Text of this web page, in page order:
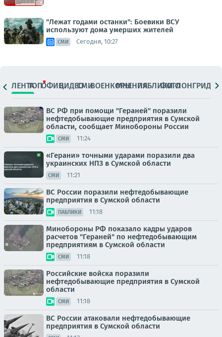
"Лежат годами останки": Боевики ВСУ
используют дома умерших жителей
СМИ Сегодня, 10:27
ЛЕНТАТОПОФИЦ.ВИДЕОСМИВОЕНКОРЫМНЕНИЯПАБЛИКИ
ФОТОЛОНГРИДЫ
ВС РФ при помощи "Гераней" поразили
нефтедобывающие предприятия в Сумской
области, сообщает Минобороны России
СМИ 11:24
«Герани» точными ударами поразили два
украинских НПЗ в Сумской области
СМИ 11:21
ВС России поразили нефтедобывающие
предприятия в Сумской области
ПАБЛИКИ 11:18
Минобороны РФ показало кадры ударов
расчетов "Гераней" по нефтедобывающим
предприятиям в Сумской области
СМИ 11:18
Российские войска поразили
нефтедобывающие предприятия в Сумской
области
СМИ 11:18
ВС России атаковали нефтедобывающие
предприятия в Сумской области